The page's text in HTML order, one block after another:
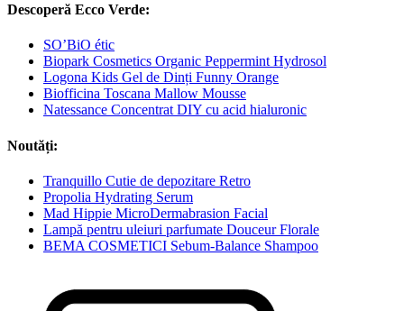
Descoperă Ecco Verde:
SO’BiO étic
Biopark Cosmetics Organic Peppermint Hydrosol
Logona Kids Gel de Dinți Funny Orange
Biofficina Toscana Mallow Mousse
Natessance Concentrat DIY cu acid hialuronic
Noutăți:
Tranquillo Cutie de depozitare Retro
Propolia Hydrating Serum
Mad Hippie MicroDermabrasion Facial
Lampă pentru uleiuri parfumate Douceur Florale
BEMA COSMETICI Sebum-Balance Shampoo